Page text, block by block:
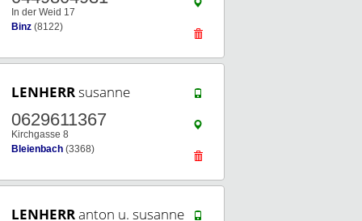
In der Weid 17
Binz (8122)
LENHERRsusanne
0629611367
Kirchgasse 8
Bleienbach (3368)
LENHERRanton u. susanne